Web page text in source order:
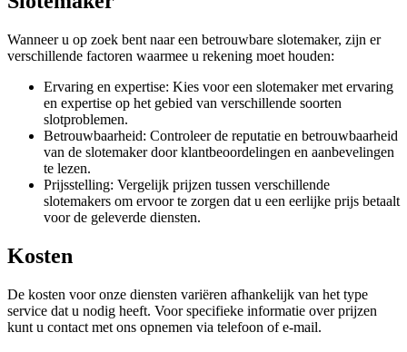
Wanneer u op zoek bent naar een betrouwbare slotemaker, zijn er
verschillende factoren waarmee u rekening moet houden:
Ervaring en expertise: Kies voor een slotemaker met ervaring
en expertise op het gebied van verschillende soorten
slotproblemen.
Betrouwbaarheid: Controleer de reputatie en betrouwbaarheid
van de slotemaker door klantbeoordelingen en aanbevelingen
te lezen.
Prijsstelling: Vergelijk prijzen tussen verschillende
slotemakers om ervoor te zorgen dat u een eerlijke prijs betaalt
voor de geleverde diensten.
Kosten
De kosten voor onze diensten variëren afhankelijk van het type
service dat u nodig heeft. Voor specifieke informatie over prijzen
kunt u contact met ons opnemen via telefoon of e-mail.